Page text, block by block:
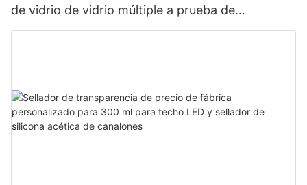
de vidrio de vidrio múltiple a prueba de
meteorológico para cocina para cocina